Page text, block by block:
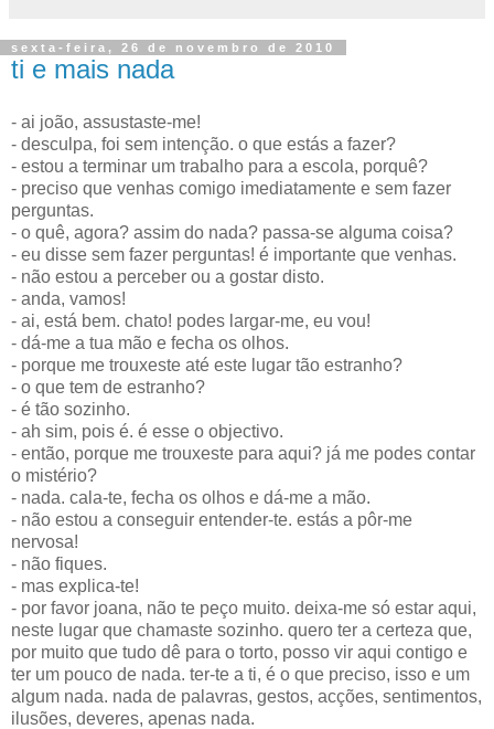
sexta-feira, 26 de novembro de 2010
ti e mais nada
- ai joão, assustaste-me!
- desculpa, foi sem intenção. o que estás a fazer?
- estou a terminar um trabalho para a escola, porquê?
- preciso que venhas comigo imediatamente e sem fazer
perguntas.
- o quê, agora? assim do nada? passa-se alguma coisa?
- eu disse sem fazer perguntas! é importante que venhas.
- não estou a perceber ou a gostar disto.
- anda, vamos!
- ai, está bem. chato! podes largar-me, eu vou!
- dá-me a tua mão e fecha os olhos.
- porque me trouxeste até este lugar tão estranho?
- o que tem de estranho?
- é tão sozinho.
- ah sim, pois é. é esse o objectivo.
- então, porque me trouxeste para aqui? já me podes contar
o mistério?
- nada. cala-te, fecha os olhos e dá-me a mão.
- não estou a conseguir entender-te. estás a pôr-me
nervosa!
- não fiques.
- mas explica-te!
- por favor joana, não te peço muito. deixa-me só estar aqui,
neste lugar que chamaste sozinho. quero ter a certeza que,
por muito que tudo dê para o torto, posso vir aqui contigo e
ter um pouco de nada. ter-te a ti, é o que preciso, isso e um
algum nada. nada de palavras, gestos, acções, sentimentos,
ilusões, deveres, apenas nada.